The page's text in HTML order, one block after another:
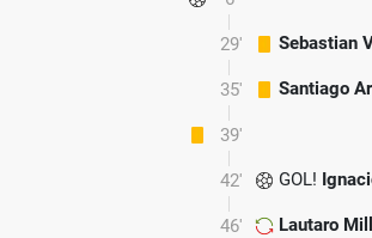
29' Sebastian
35' Santiago
39'
42' GOL!
46' Lautaro